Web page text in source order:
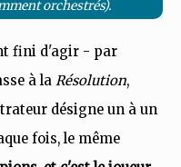
orchestrés).
fini d'agir - par
à la Résolution,
désigne un à un
fois, le même